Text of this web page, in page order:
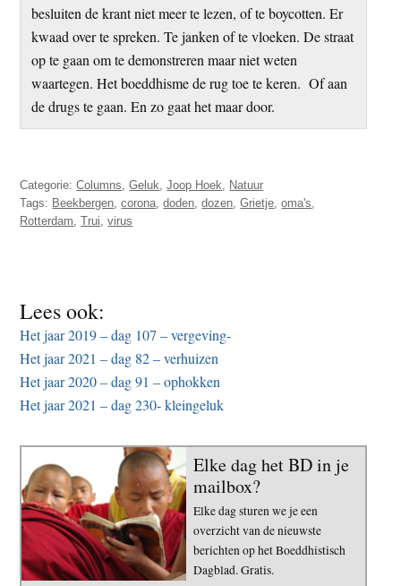
besluiten de krant niet meer te lezen, of te boycotten. Er
kwaad over te spreken. Te janken of te vloeken. De straat
op te gaan om te demonstreren maar niet weten
waartegen. Het boeddhisme de rug toe te keren. Of aan
de drugs te gaan. En zo gaat het maar door.
Categorie:Columns,Geluk,Joop Hoek, Natuur
Tags: Beekbergen,corona,doden,dozen,Grietje,oma's,
Rotterdam,Trui,virus
Lees ook:
Het jaar 2019 – dag 107 – vergeving-
Het jaar 2021 – dag 82 – verhuizen
Het jaar 2020 – dag 91 – ophokken
Het jaar 2021 – dag 230- kleingeluk
Elke dag het BD in je
mailbox?
Elke dag sturen we je een
overzicht van de nieuwste
berichten op het Boeddhistisch
Dagblad. Gratis.